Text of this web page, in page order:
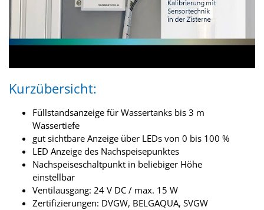
Kurzübersicht:
Füllstandsanzeige für Wassertanks bis 3 m
Wassertiefe
gut sichtbare Anzeige über LEDs von 0 bis 100 %
LED Anzeige des Nachspeisepunktes
Nachspeiseschaltpunkt in beliebiger Höhe
einstellbar
Ventilausgang: 24 V DC / max. 15 W
Zertifizierungen: DVGW, BELGAQUA, SVGW